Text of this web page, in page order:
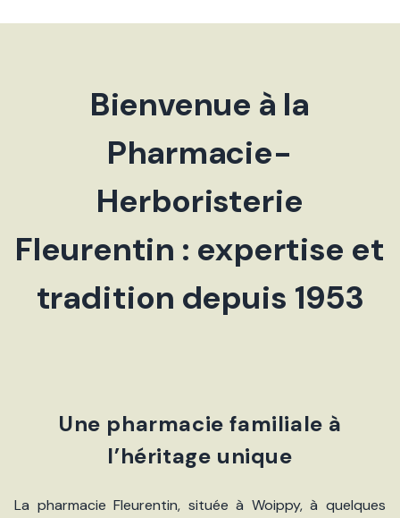
Bienvenue à la
Pharmacie-
Herboristerie
Fleurentin : expertise et
tradition depuis 1953
Une pharmacie familiale à
l’héritage unique
La pharmacie Fleurentin, située à Woippy, à quelques